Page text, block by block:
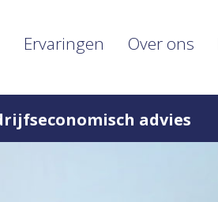
Ervaringen Over ons
advies